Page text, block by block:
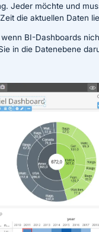
Jeder möchte und
die aktuellen Daten
BI-Dashboards
in die Datenebene